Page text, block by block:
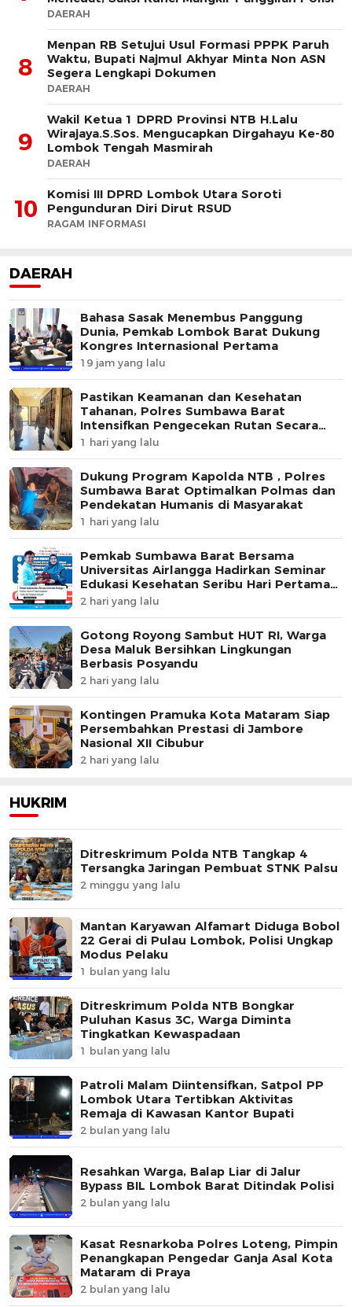
DAERAH
8
Menpan RB Setujui Usul Formasi PPPK Paruh
Waktu, Bupati Najmul Akhyar Minta Non ASN
Segera Lengkapi Dokumen
DAERAH
9
Wakil Ketua 1 DPRD Provinsi NTB H.Lalu
Wirajaya.S.Sos. Mengucapkan Dirgahayu Ke-80
Lombok Tengah Masmirah
DAERAH
10
Komisi III DPRD Lombok Utara Soroti
Pengunduran Diri Dirut RSUD
RAGAM INFORMASI
DAERAH
Bahasa Sasak Menembus Panggung
Dunia, Pemkab Lombok Barat Dukung
Kongres Internasional Pertama
19 jam yang lalu
Pastikan Keamanan dan Kesehatan
Tahanan, Polres Sumbawa Barat
Intensifkan Pengecekan Rutan Secara
Berkala
1 hari yang lalu
Dukung Program Kapolda NTB , Polres
Sumbawa Barat Optimalkan Polmas dan
Pendekatan Humanis di Masyarakat
1 hari yang lalu
Pemkab Sumbawa Barat Bersama
Universitas Airlangga Hadirkan Seminar
Edukasi Kesehatan Seribu Hari Pertama
Kehidupan
2 hari yang lalu
Gotong Royong Sambut HUT RI, Warga
Desa Maluk Bersihkan Lingkungan
Berbasis Posyandu
2 hari yang lalu
Kontingen Pramuka Kota Mataram Siap
Persembahkan Prestasi di Jambore
Nasional XII Cibubur
2 hari yang lalu
HUKRIM
Ditreskrimum Polda NTB Tangkap 4
Tersangka Jaringan Pembuat STNK Palsu
2 minggu yang lalu
Mantan Karyawan Alfamart Diduga Bobol
22 Gerai di Pulau Lombok, Polisi Ungkap
Modus Pelaku
1 bulan yang lalu
Ditreskrimum Polda NTB Bongkar
Puluhan Kasus 3C, Warga Diminta
Tingkatkan Kewaspadaan
1 bulan yang lalu
Patroli Malam Diintensifkan, Satpol PP
Lombok Utara Tertibkan Aktivitas
Remaja di Kawasan Kantor Bupati
2 bulan yang lalu
Resahkan Warga, Balap Liar di Jalur
Bypass BIL Lombok Barat Ditindak Polisi
2 bulan yang lalu
Kasat Resnarkoba Polres Loteng, Pimpin
Penangkapan Pengedar Ganja Asal Kota
Mataram di Praya
2 bulan yang lalu